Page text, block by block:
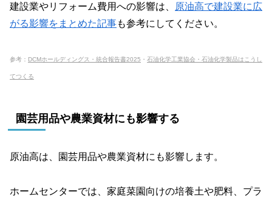
建設業やリフォーム費用への影響は、
原油高で建設業に広
がる影響をまとめた記事も参考にしてください。
参考： DCMホールディングス・統合報告書2025 ・ 石油化学工業協会・石油化学製品はこうし
てつくる
園芸用品や農業資材にも影響する
原油高は、園芸用品や農業資材にも影響します。
ホームセンターでは、家庭菜園向けの培養土や肥料、プラ